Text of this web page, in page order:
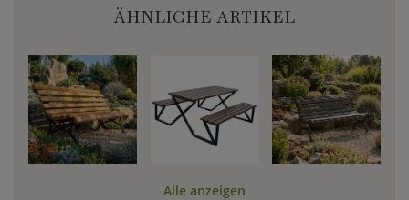
ÄHNLICHE ARTIKEL
Alle anzeigen